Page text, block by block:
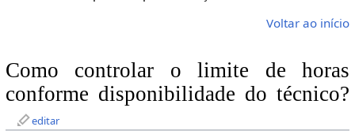
Voltar ao início
Como controlar o limite de horas
conforme disponibilidade do técnico?
editar